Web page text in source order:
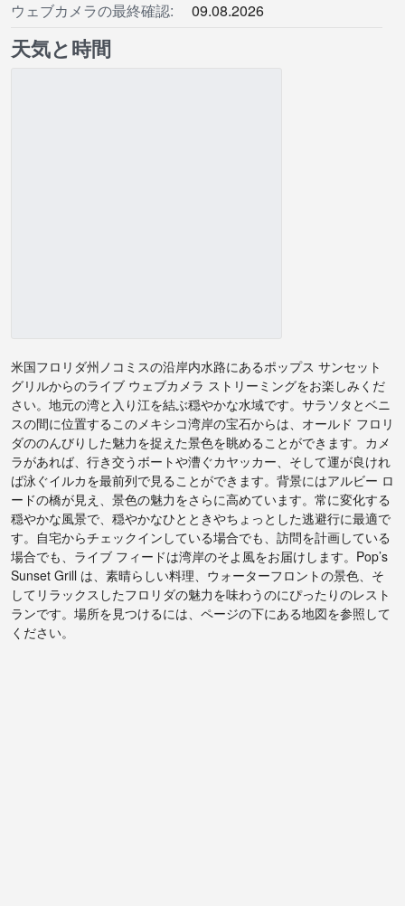
ウェブカメラの最終確認:
09.08.2026
天気と時間
米国フロリダ州ノコミスの沿岸内水路にあるポップス サンセット
グリルからのライブ ウェブカメラ ストリーミングをお楽しみくだ
さい。地元の湾と入り江を結ぶ穏やかな水域です。サラソタとベニ
スの間に位置するこのメキシコ湾岸の宝石からは、オールド フロリ
ダののんびりした魅力を捉えた景色を眺めることができます。カメ
ラがあれば、行き交うボートや漕ぐカヤッカー、そして運が良けれ
ば泳ぐイルカを最前列で見ることができます。背景にはアルビー ロ
ードの橋が見え、景色の魅力をさらに高めています。常に変化する
穏やかな風景で、穏やかなひとときやちょっとした逃避行に最適で
す。自宅からチェックインしている場合でも、訪問を計画している
場合でも、ライブ フィードは湾岸のそよ風をお届けします。Pop’s
Sunset Grill は、素晴らしい料理、ウォーターフロントの景色、そ
してリラックスしたフロリダの魅力を味わうのにぴったりのレスト
ランです。場所を見つけるには、ページの下にある地図を参照して
ください。